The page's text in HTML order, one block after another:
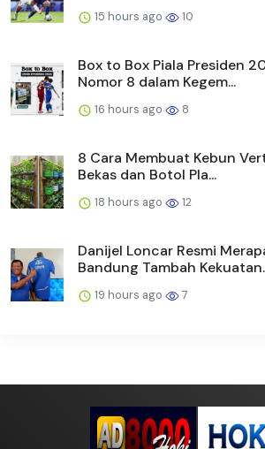
15 hours ago 10
Box to Box Piala Presiden
Nomor 8 dalam Kegem...
16 hours ago 8
8 Cara Membuat Kebun
Bekas dan Botol Pla...
18 hours ago 12
Danijel Loncar Resmi
Bandung Tambah
19 hours ago 7